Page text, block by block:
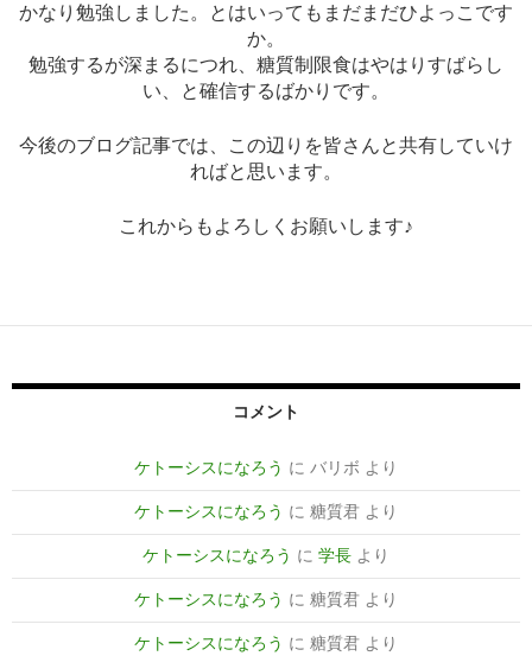
かなり勉強しました。とはいってもまだまだひよっこです
か。
勉強するが深まるにつれ、糖質制限食はやはりすばらし
い、と確信するばかりです。
今後のブログ記事では、この辺りを皆さんと共有していけ
ればと思います。
これからもよろしくお願いします♪
コメント
ケトーシスになろう に バリボ より
ケトーシスになろう に 糖質君 より
ケトーシスになろう に 学長 より
ケトーシスになろう に 糖質君 より
ケトーシスになろう に 糖質君 より